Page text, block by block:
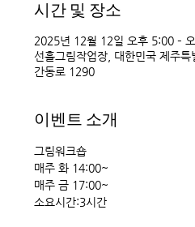
시간 및 장소
2025년 12월 12일 오후 5:00 –
선흘그림작업장, 대한민국 제주
간동로 1290
이벤트 소개
그림워크숍
매주 화 14:00~
매주 금 17:00~
소요시간:3시간